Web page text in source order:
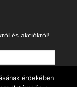
és akciókról!
érdekében